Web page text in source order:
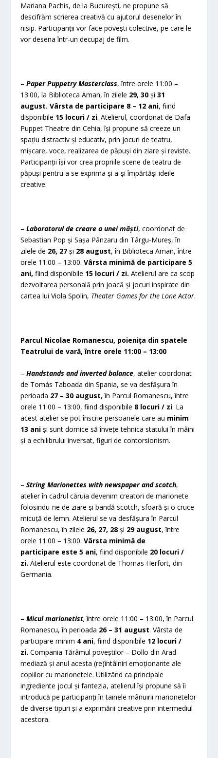
Mariana Pachis, de la București, ne propune să
descifrăm scrierea creativă cu ajutorul desenelor în
nisip. Participanții vor face povești colective, pe care le
vor desena într-un decupaj de film.
–Paper Puppetry Masterclass, între orele 11:00 –
13:00, la Biblioteca Aman, în zilele 29, 30și 31
august. Vârsta de participare 8 – 12 ani, fiind
disponibile 15 locuri / zi. Atelierul, coordonat de Dafa
Puppet Theatre din Cehia, își propune să creeze un
spațiu distractiv și educativ, prin jocuri de teatru,
mișcare, voce, realizarea de păpuși din ziare și reviste.
Participanții își vor crea propriile scene de teatru de
păpuși pentru a se exprima și a-și împărtăși ideile
creative.
–Laboratorul de creare a unei măști, coordonat de
Sebastian Pop și Sașa Pânzaru din Târgu-Mureș, în
zilele de 26, 27și 28 august, în Biblioteca Aman, între
orele 11:00 – 13:00.Vârsta minimă de participare 5
ani,fiind disponibile 15 locuri / zi. Atelierul are ca scop
dezvoltarea personală prin joacă și jocuri inspirate din
cartea lui Viola Spolin, Theater Games for the Lone Actor.
Parcul Nicolae Romanescu, poienița din spatele
Teatrului de vară, între orele 11:00 – 13:00
–Handstands and inverted balance, atelier coordonat
de Tomás Taboada din Spania, se va desfășura în
perioada 27 – 30 august, în Parcul Romanescu, între
orele 11:00 – 13:00, fiind disponibile 8 locuri / zi. La
acest atelier se pot înscrie persoanele care au minim
13 ani și sunt dornice să învețe tehnica statului în mâini
și a echilibrului inversat, figuri de contorsionism.
–String Marionettes with newspaper and scotch,
atelier în cadrul căruia devenim creatori de marionete
folosindu-ne de ziare și bandă scotch, sfoară și o cruce
micuță de lemn. Atelierul se va desfășura în Parcul
Romanescu, în zilele 26, 27, 28și 29 august, între
orele 11:00 – 13:00.Vârsta minimă de
participare este 5 ani, fiind disponibile 20 locuri /
zi. Atelierul este coordonat de Thomas Herfort, din
Germania.
–Micul marionetist, între orele 11:00 – 13:00, în Parcul
Romanescu, în perioada 26 – 31 august. Vârsta de
participare minim 4 ani, fiind disponibile 12 locuri /
zi. Compania Tărâmul poveștilor – Dollo din Arad
mediază și anul acesta (re)întâlniri emoționante ale
copiilor cu marionetele. Utilizând ca principale
ingrediente jocul și fantezia, atelierul își propune să îi
introducă pe participanți în tainele mânuirii marionetelor
de diverse tipuri și a exprimării creative prin intermediul
acestora.